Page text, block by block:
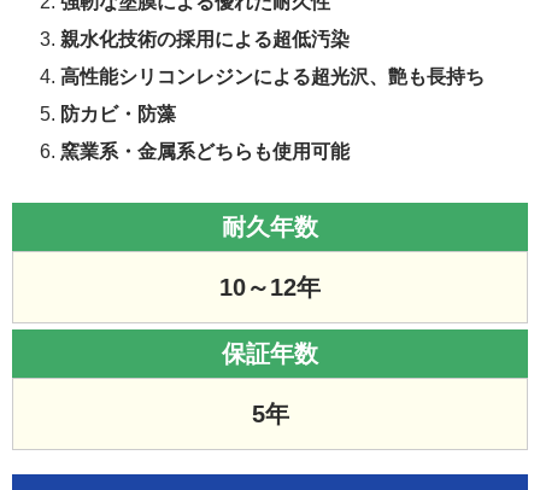
親水化技術の採用による超低汚染
高性能シリコンレジンによる超光沢、艶も長持ち
防カビ・防藻
窯業系・金属系どちらも使用可能
耐久年数
10～12年
保証年数
5年